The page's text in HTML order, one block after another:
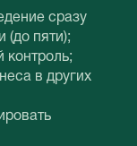
сразу
(до пяти);
контроль;
в других